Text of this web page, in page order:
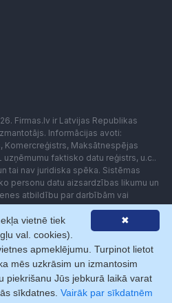
Firmas.lv ir Latvijas Republikas
Informācijas avoti:
Komercreģistrs, Maksātnespējas
faktisko datu reģistrs, u.c..
tai nav juridiska spēka. Sistēmas
personu datu aizsardzības likumu un
atbildību par darbībām vai
pakalpojumu. Lietotājam aizliegts
sistēmas vai iekārtas (robotus)
saskaņošanas ar Firmas.lv. Galvenā
politika Norēķini ar
✖
vietnē tiek
val. cookies).
apmeklējumu. Turpinot lietot
mēs uzkrāsim un izmantosim
piekrišanu Jūs jebkurā laikā varat
sīkdatnes. Vairāk par sīkdatnēm